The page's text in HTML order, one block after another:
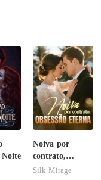
Noiva por
contrato,
obsessão eterna
Silk Mirage